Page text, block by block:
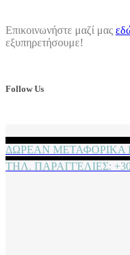
Επικοινωνήστε μαζί μας
εξυπηρετήσουμε!
Follow Us
ΔΩΡΕΑΝ ΜΕΤΑΦΟΡΙΚΑ
ΤΗΛ. ΠΑΡΑΓΓΕΛΙΕΣ: +30